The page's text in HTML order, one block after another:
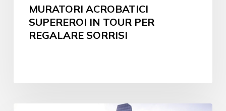
MURATORI ACROBATICI
SUPEREROI IN TOUR PER
REGALARE SORRISI